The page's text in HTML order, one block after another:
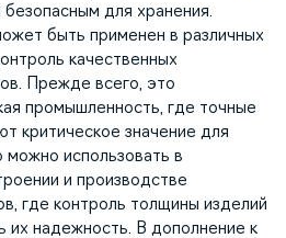
для хранения.
быть применен в различных
качественных
Прежде всего, это
промышленность, где точные
критическое значение для
можно использовать в
и производстве
где контроль толщины изделий
их надежность. В дополнение к